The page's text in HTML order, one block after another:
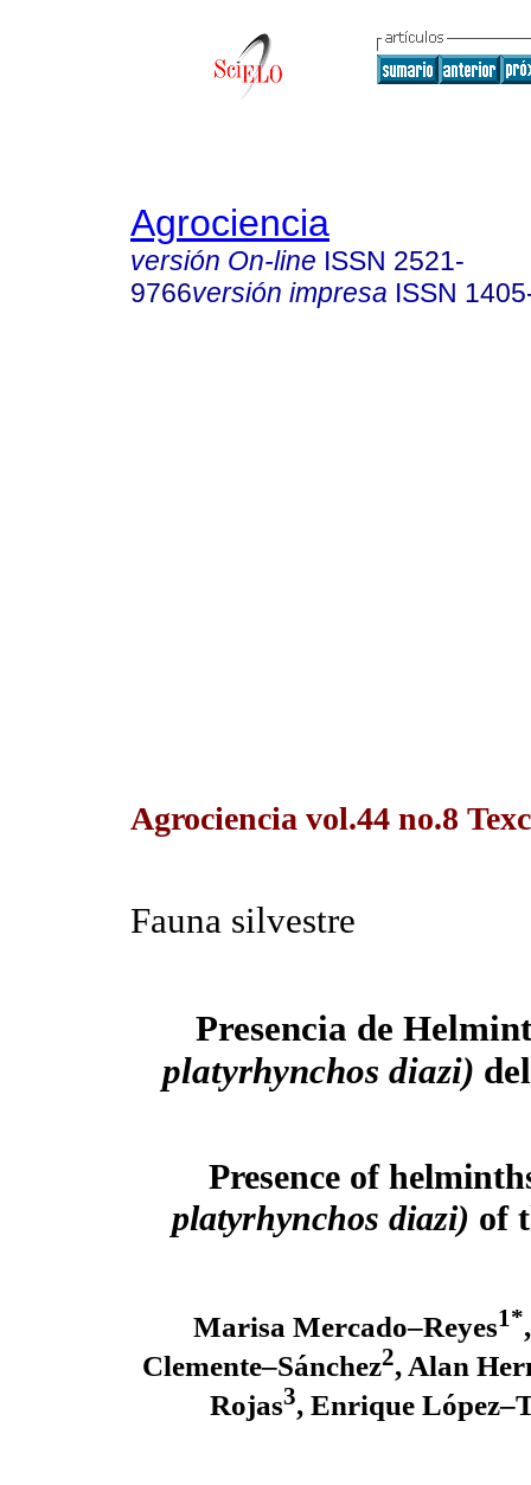
Agrociencia
versión On-line ISSN 2521-
9766versión impresa ISSN
Agrociencia vol.44 no.8
Fauna silvestre
Presencia de
platyrhynchos diazi)
Presence of
platyrhynchos diazi) of
Marisa Mercado–Reyes1*
Clemente–Sánchez2, Alan
Rojas3, Enrique